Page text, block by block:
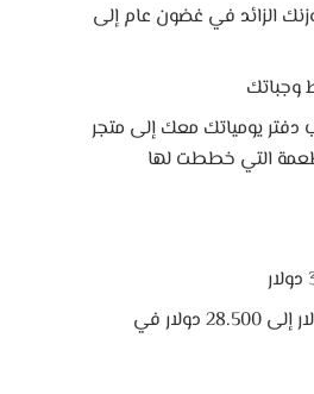
الزائد في غضون عام إلى
يومياتك معك إلى متجر
التي خططت لها
بدون تأمين: 23.750 دولار إلى 28.500 دولار في